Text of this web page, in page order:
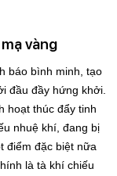
vàng
báo bình minh, tạo
đầu đầy hứng khởi.
hoạt thúc đẩy tinh
nhuệ khí, đang bị
điểm đặc biệt nữa
là tà khí chiếu